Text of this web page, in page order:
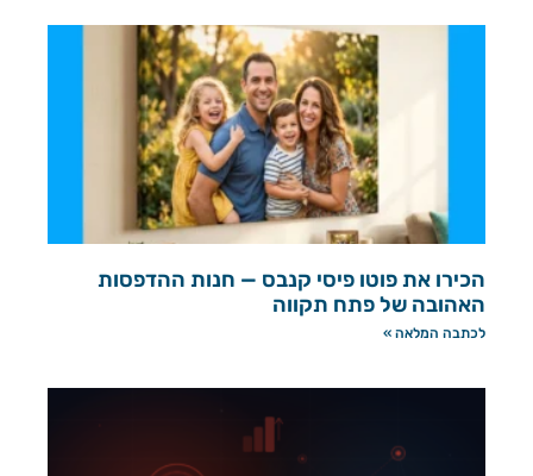
הכירו את פוטו פיסי קנבס — חנות ההדפסות
האהובה של פתח תקווה
לכתבה המלאה »